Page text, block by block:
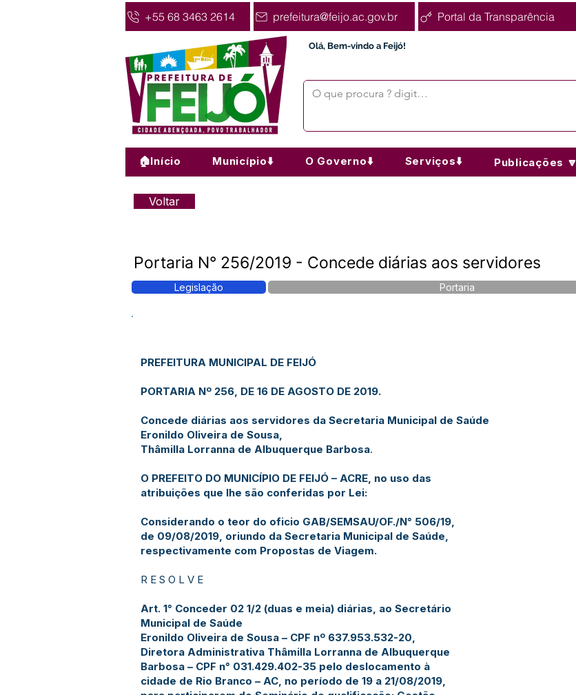
+55 68 3463 2614 prefeitura@feijo.ac.gov.br Portal da Transparência
Olá, Bem-vindo a Feijó!
🏠Início Município⬇️ O Governo⬇️ Serviços⬇️ Publicações 🔽
Voltar
Portaria N° 256/2019 - Concede diárias aos servidores
Legislação Portaria
PREFEITURA MUNICIPAL DE FEIJÓ
PORTARIA Nº 256, DE 16 DE AGOSTO DE 2019.
Concede diárias aos servidores da Secretaria Municipal de Saúde
Eronildo Oliveira de Sousa,
Thâmilla Lorranna de Albuquerque Barbosa.
O PREFEITO DO MUNICÍPIO DE FEIJÓ – ACRE, no uso das
atribuições que lhe são conferidas por Lei:
Considerando o teor do oficio GAB/SEMSAU/OF./N° 506/19,
de 09/08/2019, oriundo da Secretaria Municipal de Saúde,
respectivamente com Propostas de Viagem.
R E S O L V E
Art. 1° Conceder 02 1/2 (duas e meia) diárias, ao Secretário
Municipal de Saúde
Eronildo Oliveira de Sousa – CPF nº 637.953.532-20,
Diretora Administrativa Thâmilla Lorranna de Albuquerque
Barbosa – CPF n° 031.429.402-35 pelo deslocamento à
cidade de Rio Branco – AC, no período de 19 a 21/08/2019,